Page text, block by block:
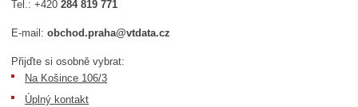
Tel.:+420284 819 771
E-mail:obchod.praha@vtdata.cz
Přijďte si osobně vybrat:
Na Košince 106/3
Úplný kontakt